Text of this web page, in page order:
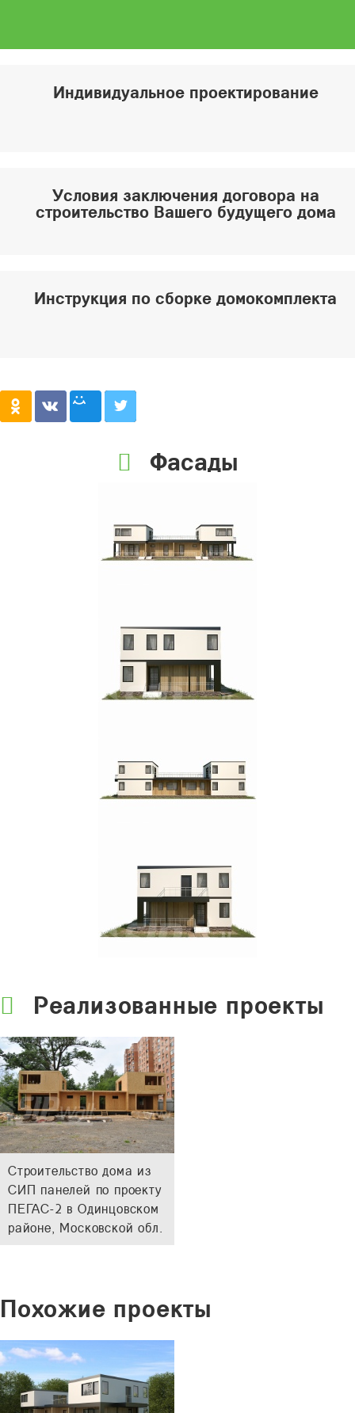
Индивидуальное проектирование
Условия заключения договора на
строительство Вашего будущего дома
Инструкция по сборке домокомплекта
Фасады
Реализованные проекты
Строительство дома из
СИП панелей по проекту
ПЕГАС-2 в Одинцовском
районе, Московской обл.
Похожие проекты